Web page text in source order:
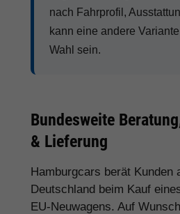
nach Fahrprofil,
kann eine andere
Wahl sein.
Bundesweite
& Lieferung
Hamburgcars berät Kunden
Deutschland beim Kauf
EU-Neuwagens. Auf